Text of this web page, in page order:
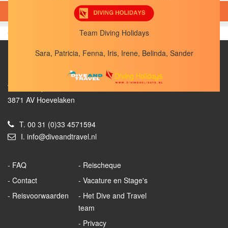
TOON FILTERMOGELIJKHEDEN
Westerdorpsstraat 77
3871 AV Hoevelaken
T. 00 31 (0)33 4571594
I. info@diveandtravel.nl
FAQ
Contact
Reisvoorwaarden
Reischeque
Vacature en Stage's
Het Dive and Travel
team
Privacy
Team Diving Holidays
Sara, Patricia, Fenna, Iris, Irene, Belinda, Sander